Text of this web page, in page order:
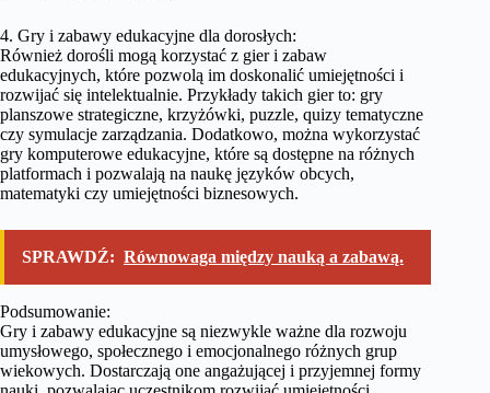
4. Gry i zabawy edukacyjne dla dorosłych:
Również dorośli mogą korzystać z gier i zabaw
edukacyjnych, które pozwolą im doskonalić umiejętności i
rozwijać się intelektualnie. Przykłady takich gier to: gry
planszowe strategiczne, krzyżówki, puzzle, quizy tematyczne
czy symulacje zarządzania. Dodatkowo, można wykorzystać
gry komputerowe edukacyjne, które są dostępne na różnych
platformach i pozwalają na naukę języków obcych,
matematyki czy umiejętności biznesowych.
SPRAWDŹ: Równowaga między nauką a zabawą.
Podsumowanie:
Gry i zabawy edukacyjne są niezwykle ważne dla rozwoju
umysłowego, społecznego i emocjonalnego różnych grup
wiekowych. Dostarczają one angażującej i przyjemnej formy